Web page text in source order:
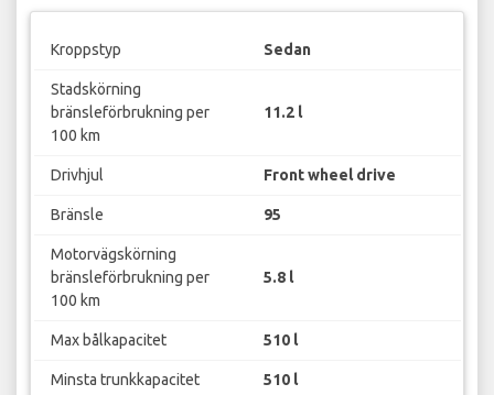
Kroppstyp Sedan
Stadskörning
bränsleförbrukning per
100 km
11.2 l
Drivhjul Front wheel drive
Bränsle 95
Motorvägskörning
bränsleförbrukning per
100 km
5.8 l
Max bålkapacitet 510 l
Minsta trunkkapacitet 510 l